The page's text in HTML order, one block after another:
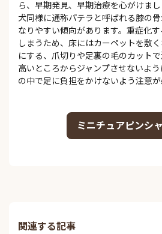
ら、早期発見、早期治療を心がけま
犬同様に通称パテラと呼ばれる膝の
なりやすい傾向があります。重症化
しまうため、床にはカーペットを敷
にする、爪切りや足裏の毛のカットで
高いところからジャンプさせないよ
の中で足に負担をかけないよう注意が
ミニチュアピンシ
関連する記事